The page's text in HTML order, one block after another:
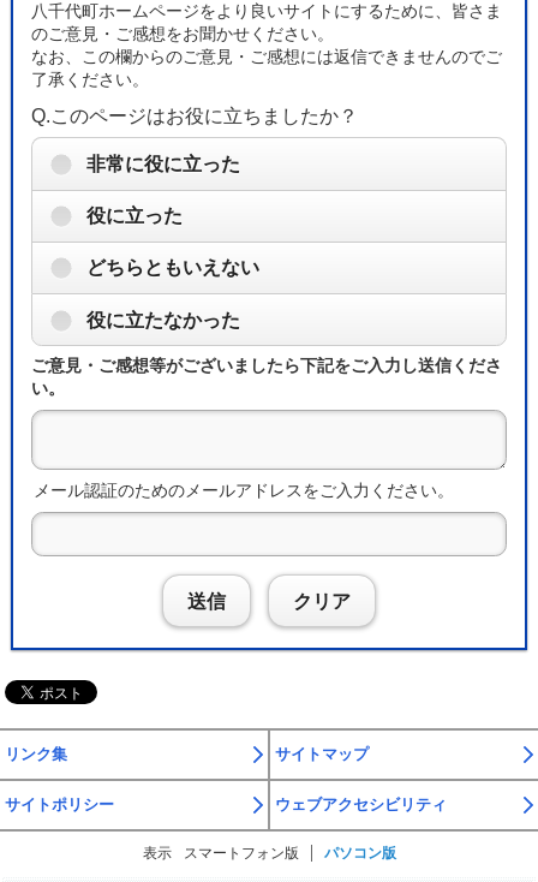
八千代町ホームページをより良いサイトにするために、皆さま
のご意見・ご感想をお聞かせください。
なお、この欄からのご意見・ご感想には返信できませんのでご
了承ください。
Q.このページはお役に立ちましたか？
非常に役に立った
役に立った
どちらともいえない
役に立たなかった
ご意見・ご感想等がございましたら下記をご入力し送信くださ
い。
メール認証のためのメールアドレスをご入力ください。
送信 クリア
リンク集 サイトマップ
サイトポリシー ウェブアクセシビリティ
表示 スマートフォン版 パソコン版